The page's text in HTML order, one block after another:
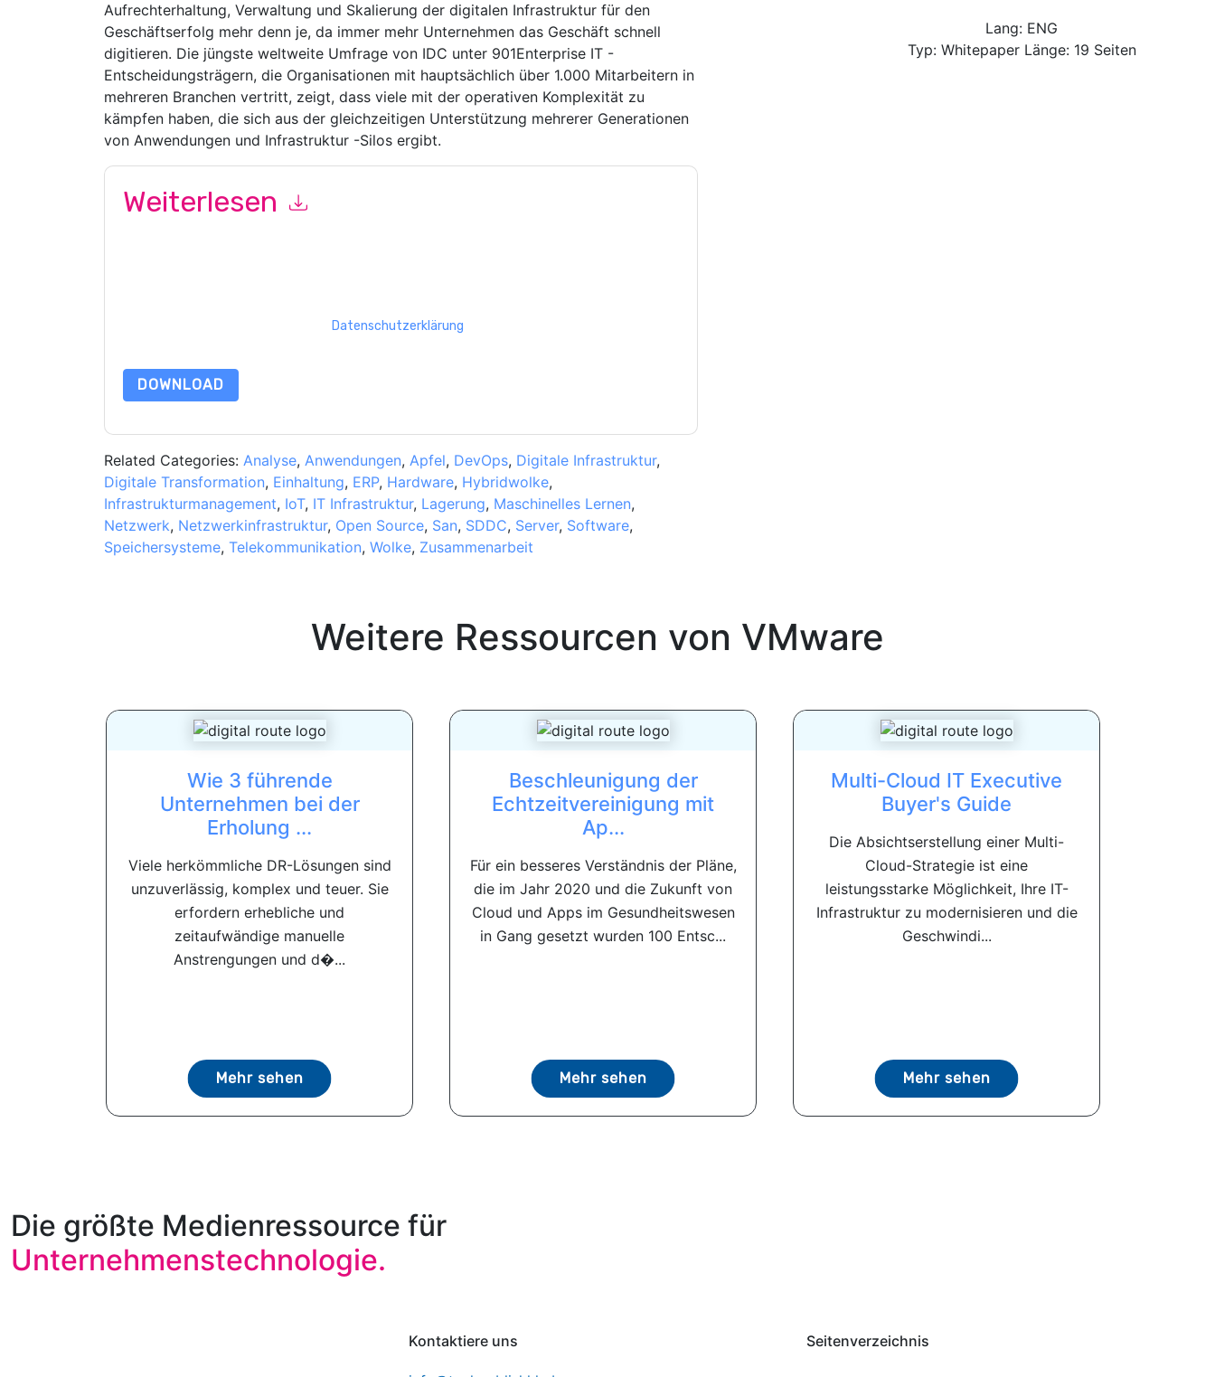
Aufrechterhaltung, Verwaltung und Skalierung der digitalen Infrastruktur für den
Geschäftserfolg mehr denn je, da immer mehr Unternehmen das Geschäft schnell
digitieren. Die jüngste weltweite Umfrage von IDC unter 901Enterprise IT -
Entscheidungsträgern, die Organisationen mit hauptsächlich über 1.000 Mitarbeitern in
mehreren Branchen vertritt, zeigt, dass viele mit der operativen Komplexität zu
kämpfen haben, die sich aus der gleichzeitigen Unterstützung mehrerer Generationen
von Anwendungen und Infrastruktur -Silos ergibt.
Weiterlesen
Datenschutzerklärung
DOWNLOAD
Related Categories: Analyse, Anwendungen, Apfel, DevOps, Digitale Infrastruktur,
Digitale Transformation, Einhaltung, ERP, Hardware, Hybridwolke,
Infrastrukturmanagement, IoT, IT Infrastruktur, Lagerung, Maschinelles Lernen,
Netzwerk, Netzwerkinfrastruktur, Open Source, San, SDDC, Server, Software,
Speichersysteme, Telekommunikation, Wolke, Zusammenarbeit
Lang: ENG
Typ: Whitepaper Länge: 19 Seiten
Weitere Ressourcen von VMware
Wie 3 führende
Unternehmen bei der
Erholung ...
Viele herkömmliche DR-Lösungen sind
unzuverlässig, komplex und teuer. Sie
erfordern erhebliche und
zeitaufwändige manuelle
Anstrengungen und d�...
Mehr sehen
Beschleunigung der
Echtzeitvereinigung mit
Ap...
Für ein besseres Verständnis der Pläne,
die im Jahr 2020 und die Zukunft von
Cloud und Apps im Gesundheitswesen
in Gang gesetzt wurden 100 Entsc...
Mehr sehen
Multi-Cloud IT Executive
Buyer's Guide
Die Absichtserstellung einer Multi-
Cloud-Strategie ist eine
leistungsstarke Möglichkeit, Ihre IT-
Infrastruktur zu modernisieren und die
Geschwindi...
Mehr sehen
Die größte Medienressource für
Unternehmenstechnologie.
Kontaktiere uns Seitenverzeichnis